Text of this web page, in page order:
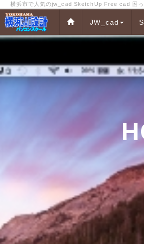
横浜市で人気のjw_cad SketchUp Free cad 困
JW_cad